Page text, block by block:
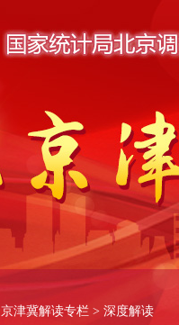
京津冀解读专栏 > 深度解读